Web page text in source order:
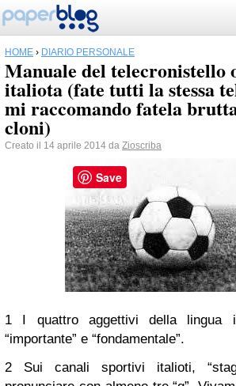
HOME › DIARIO PERSONALE
Manuale del telecronistello
italiota (fate tutti la stessa
mi raccomando fatela
cloni)
Creato il 14 aprile 2014 da Zioscriba
1 I quattro aggettivi della lingua
“importante” e “fondamentale”.
2 Sui canali sportivi italioti,
Save